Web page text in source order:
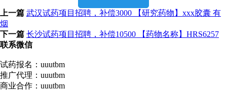
上一篇 武汉试药项目招聘，补偿3000 【研究药物】xxx胶囊 有
烟
下一篇 长沙试药项目招聘，补偿10500 【药物名称】HRS6257
联系微信
试药报名：uuutbm
推广代理：uuutbm
商业合作：uuutbm